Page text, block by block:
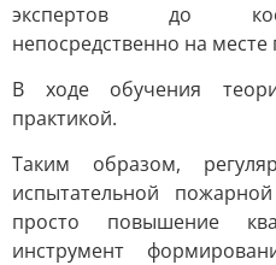
экспертов до
непосредственно на
В ходе обучения
практикой.
Таким образом,
испытательной
просто повышение
инструмент